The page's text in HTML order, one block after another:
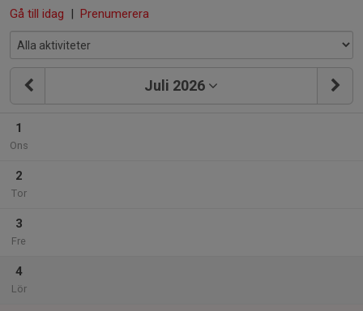
Gå till idag | Prenumerera
Juli 2026
1
Ons
2
Tor
3
Fre
4
Lör